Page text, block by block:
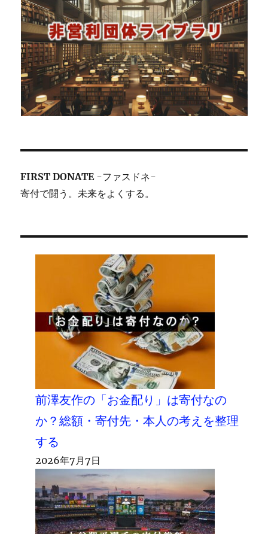
FIRST DONATE-ファスドネ-
寄付で闘う。未来をよくする。
前澤友作の「お金配り」は寄付なの
か？総額・寄付先・本人の考えを整理
する
2026年7月7日